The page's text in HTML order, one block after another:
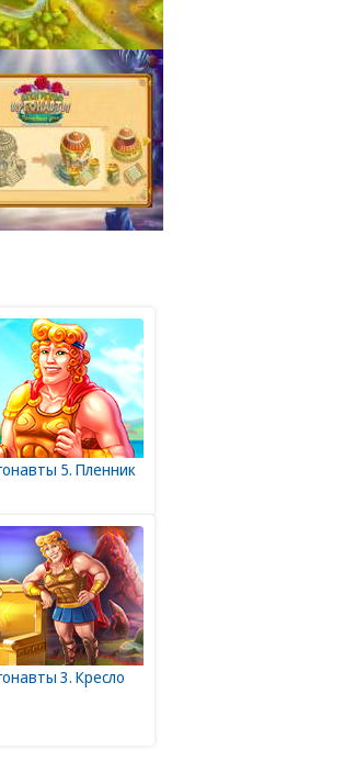
5. Пленник
3. Кресло